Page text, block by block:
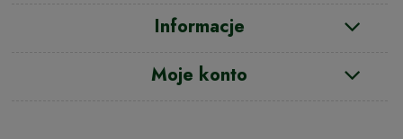
Informacje
Moje konto